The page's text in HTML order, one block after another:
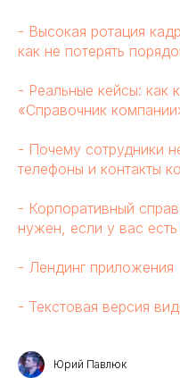
- Высокая ротация
как не потерять
- Реальные кейсы: как
«Справочник
- Почему сотрудники
телефоны и контакты
- Корпоративный
нужен, если у вас
- Лендинг приложения
- Текстовая версия
Юрий Павлюк